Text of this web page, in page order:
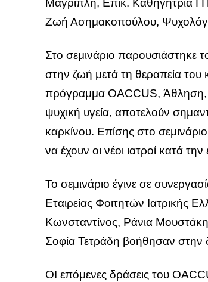
Μαγριπλή, Επικ. Καθηγήτρια
Ζωή Ασημακοπούλου,
Στο σεμινάριο
στην ζωή μετά τη θεραπεία
πρόγραμμα OACCUS, Άθληση,
ψυχική υγεία, αποτελούν
καρκίνου. Επίσης στο
να έχουν οι νέοι ιατροί κατά
Το σεμινάριο έγινε σε
Εταιρείας Φοιτητών Ιατρικής
Κωνσταντίνος, Ράνια
Σοφία Τετράδη βοήθησαν στην
ΟΙ επόμενες δράσεις του